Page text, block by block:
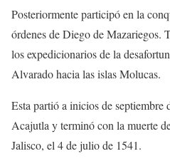
Posteriormente participó en la
órdenes de Diego de Mazariegos.
los expedicionarios de la
Alvarado hacia las islas Molucas.
Esta partió a inicios de septiembre
Acajutla y terminó con la muerte
Jalisco, el 4 de julio de 1541.